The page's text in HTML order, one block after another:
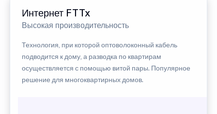
Интернет FTTx
Высокая производительность
Технология, при которой оптоволоконный кабель
подводится к дому, а разводка по квартирам
осуществляется с помощью витой пары. Популярное
решение для многоквартирных домов.